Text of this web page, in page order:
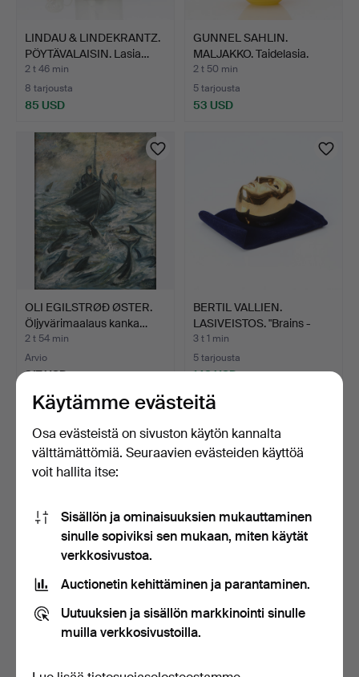
LINDAU & LINDEKRANTZ.
PÖYTÄVALAISIN. Lasia…
2 t 46 min
8 tarjousta
85 USD
GUNNEL SAHLIN.
MALJAKKO. Taidelasia.
Kosta…
2 t 50 min
5 tarjousta
53 USD
OLI EGILSTRØÐ ØSTER.
Öljyvärimaalaus kanka…
2 t 54 min
Arvio
317 USD
BERTIL VALLIEN.
LASIVEISTOS. "Brains -
Eve…
3 t 1 min
5 tarjousta
148 USD
KULHOT, PARI. Posliini,
monivärinen korist…
3 t 5 min
29 tarjousta
NYNYTTÄVÄT NUKET,
PARI. Lasitettua keramii…
3 t 12 min
5 tarjousta
Käytämme evästeitä
Osa evästeistä on sivuston käytön kannalta
välttämättömiä. Seuraavien evästeiden käyttöä
voit hallita itse:
Sisällön ja ominaisuuksien mukauttaminen
sinulle sopiviksi sen mukaan, miten käytät
verkkosivustoa.
Auctionetin kehittäminen ja parantaminen.
Uutuuksien ja sisällön markkinointi sinulle
muilla verkkosivustoilla.